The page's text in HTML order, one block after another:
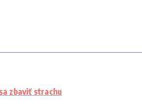
zbaviť strachu